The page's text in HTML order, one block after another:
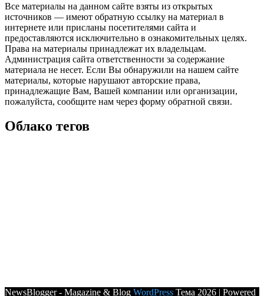
Все материалы на данном сайте взяты из открытых
источников — имеют обратную ссылку на материал в
интернете или присланы посетителями сайта и
предоставляются исключительно в ознакомительных целях.
Права на материалы принадлежат их владельцам.
Администрация сайта ответственности за содержание
материала не несет. Если Вы обнаружили на нашем сайте
материалы, которые нарушают авторские права,
принадлежащие Вам, Вашей компании или организации,
пожалуйста, сообщите нам через форму обратной связи.
Облако тегов
NewsBlogger - Magazine & Blog WordPress Тема 2026 | Powered